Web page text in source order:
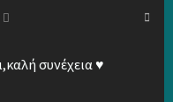
συνέχεια ♥